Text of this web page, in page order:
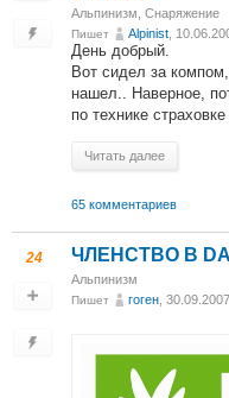
Альпинизм Снаряжение
Пишет Alpinist ,
День добрый.
Вот сидел за
нашел.. Наверное,
по технике
Читать далее
65 комментариев
24 ЧЛЕНСТВО В
Альпинизм
Пишет гоген ,